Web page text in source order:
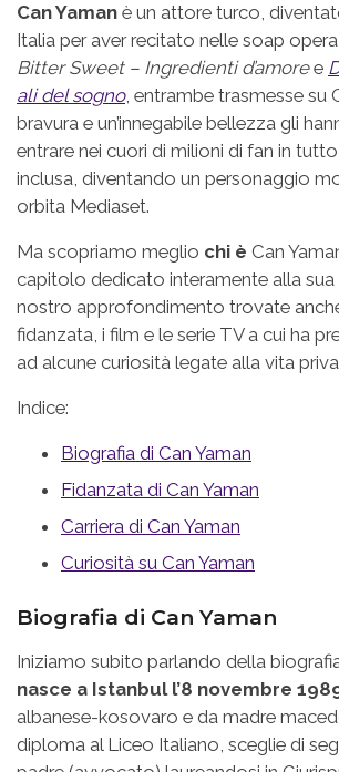
Can Yaman è un attore turco,
Italia per aver recitato nelle soap
Bitter Sweet – Ingredienti d’amoree
ali del sogno, entrambe trasmesse su
bravura e un’innegabile bellezza gli
entrare nei cuori di milioni di fan in
inclusa, diventando un personaggio
orbita Mediaset.
Ma scopriamo meglio chi è Can
capitolo dedicato interamente alla sua
nostro approfondimento trovate
fidanzata, i film e le serie TV a cui ha
ad alcune curiosità legate alla vita
Indice:
Biografia di Can Yaman
Fidanzata di Can Yaman
Carriera di Can Yaman
Curiosità su Can Yaman
Biografia di Can Yaman
Iniziamo subito parlando della
nasce a Istanbul l’8 novembre
albanese-kosovaro e da madre
diploma al Liceo Italiano, sceglie di